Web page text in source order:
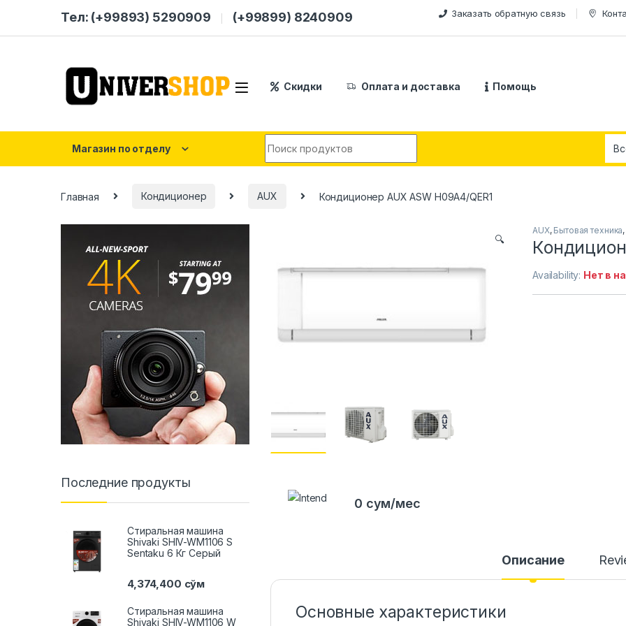
Тел: (+99893) 5290909 (+99899) 8240909 Заказать обратную связь
Скидки Оплата и доставка Помощь
Магазин по отделу
Главная Кондиционер AUX Кондиционер AUX ASW H09A4/QER1
🔍
AUX, Бытовая техника,
Availability: Нет в
0 сум/мес
Описание
Основные характеристики
Последние продукты
Стиральная машина
Shivaki SHIV-WM1106 S
Sentaku 6 Кг Серый
4,374,400 сўм
Стиральная машина
Shivaki SHIV-WM1106 W